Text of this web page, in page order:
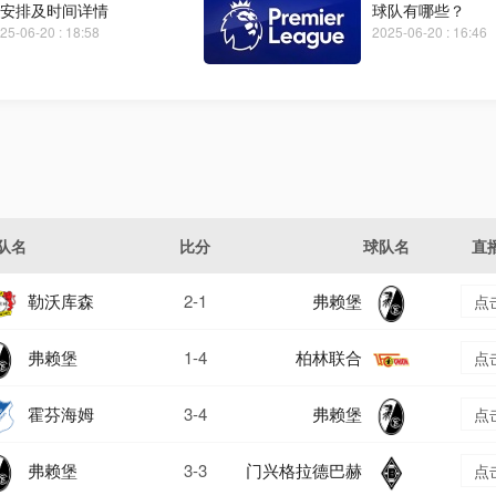
排及时间详情
06-20 : 18:58
球队有哪些？
2025-06-20 : 16:46
名 比分 球队名 直
勒沃库森 2-1 弗赖堡 点
弗赖堡 1-4 柏林联合 点
霍芬海姆 3-4 弗赖堡 点
弗赖堡 3-3 门兴格拉德巴赫 点